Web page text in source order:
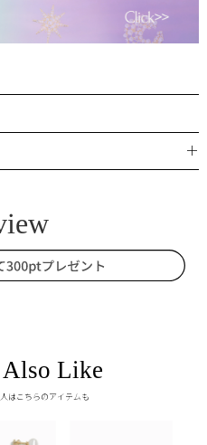
＋
Like
はこちらのアイテムも